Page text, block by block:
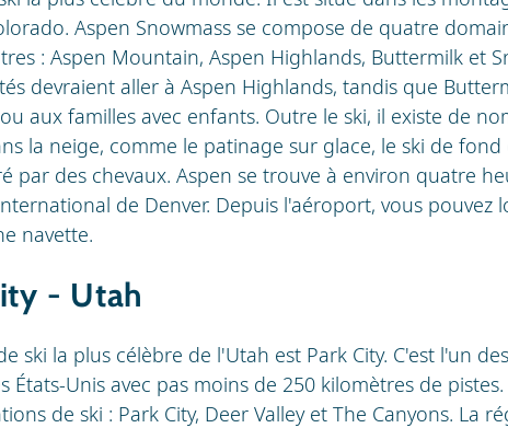
Aspen Snowmass se compose de quatre
: Aspen Mountain, Aspen Highlands, Buttermilk et
devraient aller à Aspen Highlands, tandis que
aux familles avec enfants. Outre le ski, il existe de
la neige, comme le patinage sur glace, le ski de
par des chevaux. Aspen se trouve à environ quatre
de Denver. Depuis l'aéroport, vous pouvez
navette.
- Utah
ski la plus célèbre de l'Utah est Park City. C'est l'un
États-Unis avec pas moins de 250 kilomètres de
de ski : Park City, Deer Valley et The Canyons. La